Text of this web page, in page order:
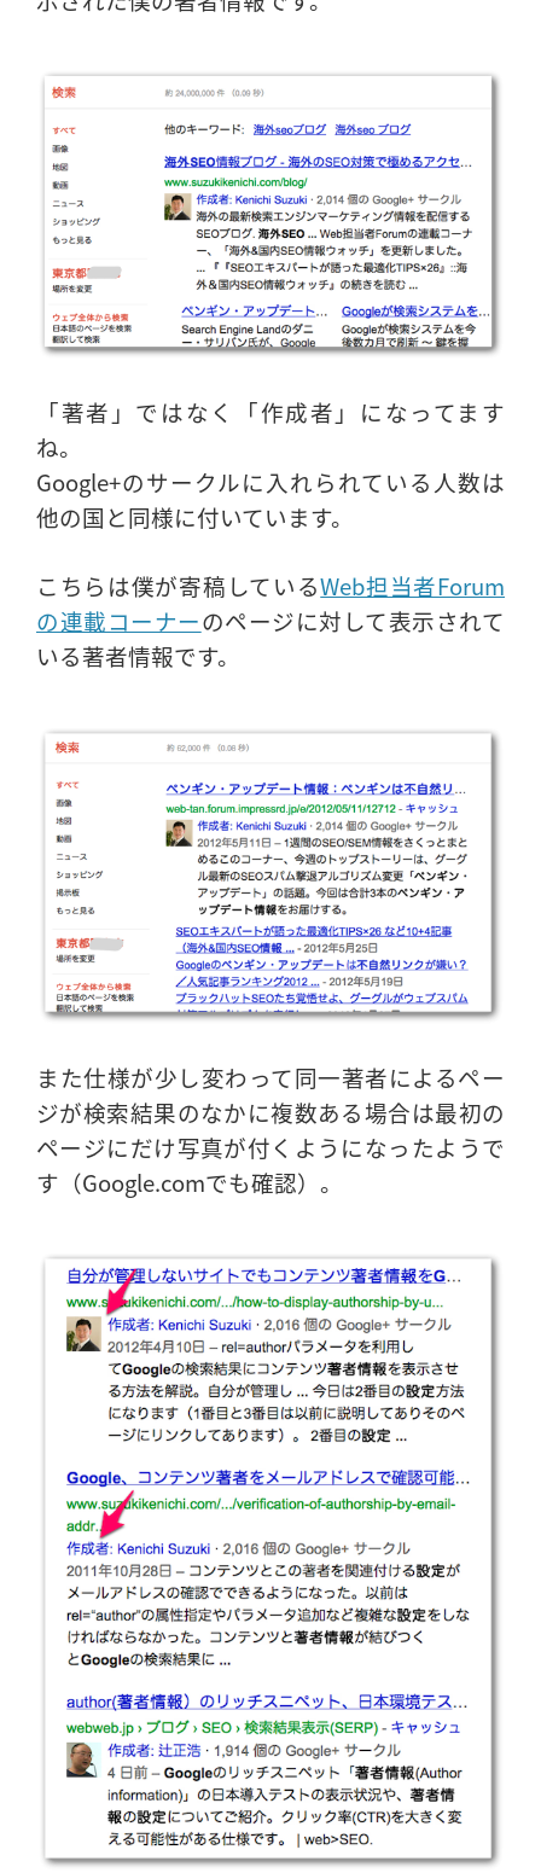
「著者」ではなく「作成者」になってます
ね。
Google+のサークルに入れられている人数は
他の国と同様に付いています。
こちらは僕が寄稿しているWeb担当者Forum
の連載コーナーのページに対して表示されて
いる著者情報です。
また仕様が少し変わって同一著者によるペー
ジが検索結果のなかに複数ある場合は最初の
ページにだけ写真が付くようになったようで
す（Google.comでも確認）。